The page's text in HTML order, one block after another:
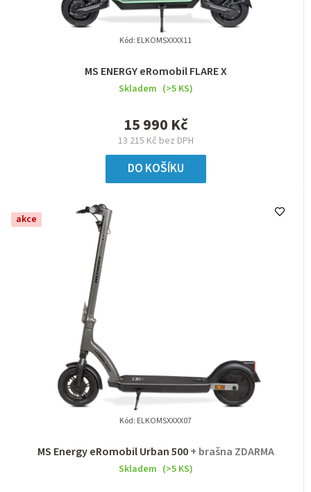
MS ENERGY eRomobil FLARE X
Skladem (>5 KS)
13 215 Kč bez DPH
15 990 Kč
DO KOŠÍKU
Kód: ELKOMSXXXX11
akce
MS Energy eRomobil Urban 500+ brašna ZDARMA
Skladem (>5 KS)
Kód: ELKOMSXXXX07